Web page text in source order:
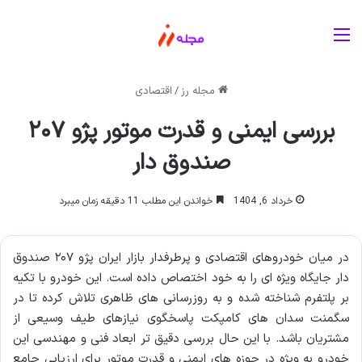
مجله رز/ اقتصادی
بررسی ایمنی و قدرت موتور پژو ۲۰۷
صندوق دار
خرداد 6, 1404 خواندن این مطلب 11 دقیقه زمان میبرد
در میان خودروهای اقتصادی و پرطرفدار بازار ایران پژو ۲۰۷ صندوق
دار جایگاه ویژه ای را به خود اختصاص داده است. این خودرو با تکیه
بر پلتفرم شناخته شده و به روزرسانی های ظاهری تلاش کرده تا در
سگمنت سدان های کامپکت پاسخگوی نیازهای طیف وسیعی از
مشتریان باشد. با این حال بررسی دقیق تر ابعاد فنی و مهندسی این